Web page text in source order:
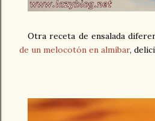
Otra receta de ensalada
de un melocotón en almíbar,